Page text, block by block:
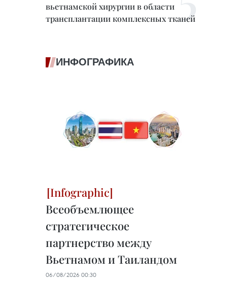
вьетнамской хирургии в области
трансплантации комплексных тканей
ИНФОГРАФИКА
Всеобъемлющее
стратегическое
партнерство между
Вьетнамом и Таиландом
06/08/2026 00:30